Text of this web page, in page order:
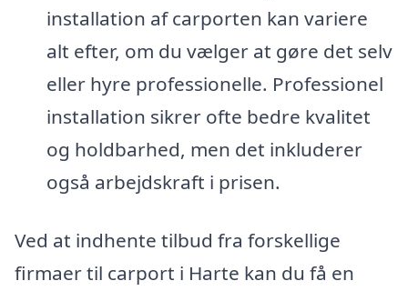
installation af carporten kan variere
alt efter, om du vælger at gøre det selv
eller hyre professionelle. Professionel
installation sikrer ofte bedre kvalitet
og holdbarhed, men det inkluderer
også arbejdskraft i prisen.
Ved at indhente tilbud fra forskellige
firmaer til carport i Harte kan du få en